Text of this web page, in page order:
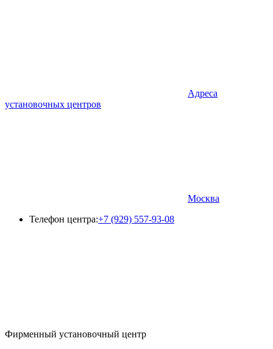
Адреса
установочных центров
Москва
Телефон центра:+7 (929) 557-93-08
Фирменный установочный центр